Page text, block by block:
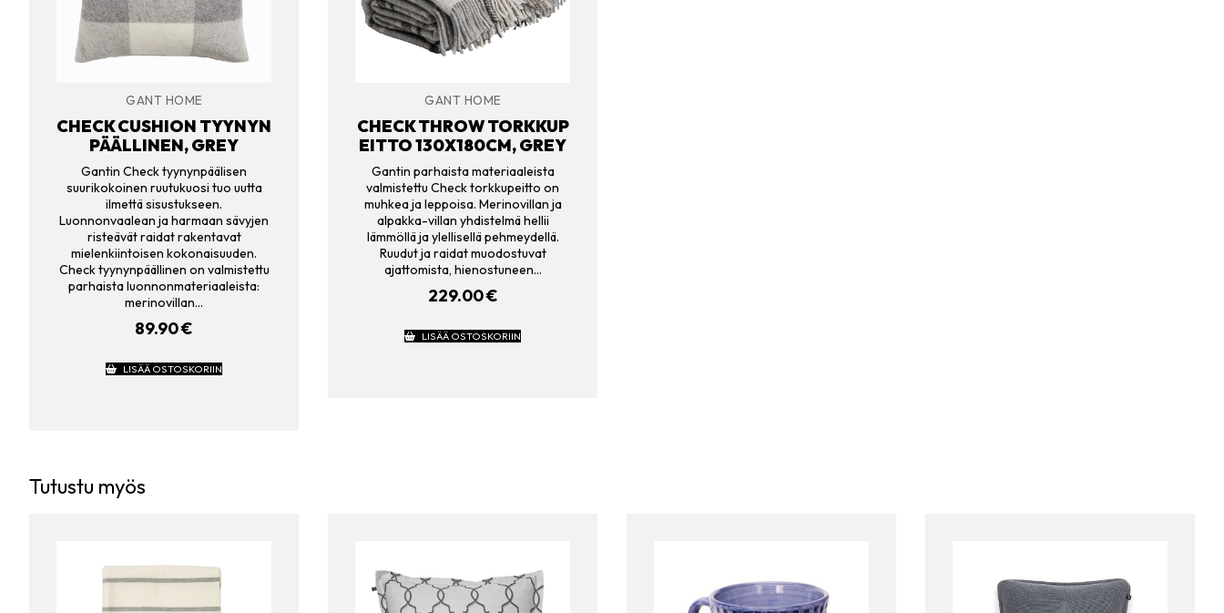
GANT HOME
CHECK CUSHION TYYNYN
PÄÄLLINEN, GREY
Gantin Check tyynynpäälisen
suurikokoinen ruutukuosi tuo uutta
ilmettä sisustukseen.
Luonnonvaalean ja harmaan sävyjen
risteävät raidat rakentavat
mielenkiintoisen kokonaisuuden.
Check tyynynpäällinen on valmistettu
parhaista luonnonmateriaaleista:
merinovillan…
89.90€
LISÄÄ OSTOSKORIIN
GANT HOME
CHECK THROW TORKKUP
EITTO 130X180CM, GREY
Gantin parhaista materiaaleista
valmistettu Check torkkupeitto on
muhkea ja leppoisa. Merinovillan ja
alpakka-villan yhdistelmä hellii
lämmöllä ja ylellisellä pehmeydellä.
Ruudut ja raidat muodostuvat
ajattomista, hienostuneen…
229.00€
LISÄÄ OSTOSKORIIN
Tutustu myös